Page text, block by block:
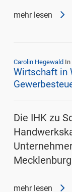
mehr lesen
Carolin Hegewald In
Wirtschaft in
Die IHK zu
mehr lesen